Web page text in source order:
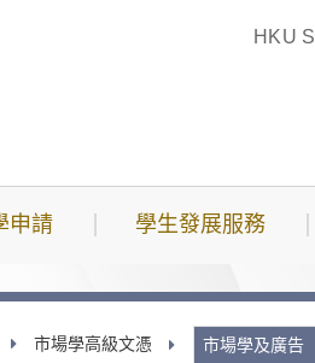
HKU
申請 學生發展服務
市場學高級文憑 市場學及廣告